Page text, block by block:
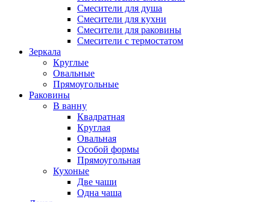
Смесители для душа
Смесители для кухни
Смесители для раковины
Смесители с термостатом
Зеркала
Круглые
Овальные
Прямоугольные
Раковины
В ванну
Квадратная
Круглая
Овальная
Особой формы
Прямоугольная
Кухоные
Две чаши
Одна чаша